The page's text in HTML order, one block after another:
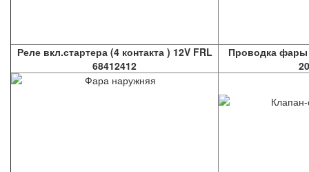
Реле вкл.стартера (4 контакта ) 12V FRL
68412412
Проводка фары